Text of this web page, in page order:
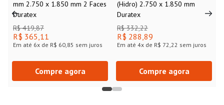
mm 2.750 x 1.850 mm 2 Faces
Duratex
R$ 419,87
R$ 365,11
Em até 6x de R$ 60,85 sem juros
Compre agora
(Hidro) 2.750 x 1.850 mm
Duratex
R$ 332,22
R$ 288,89
Em até 4x de R$ 72,22 sem juros
Compre agora